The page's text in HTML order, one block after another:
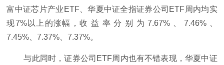
富中证芯片产业ETF、华夏中证全指证券公司ETF周内均实
现7%以上的涨幅，收 益 率 分 别 为 7.67% 、 7.46% 、
7.45%、7.37%、7.37%。
与此同时，证券公司ETF周内也有不错表现，华夏中证